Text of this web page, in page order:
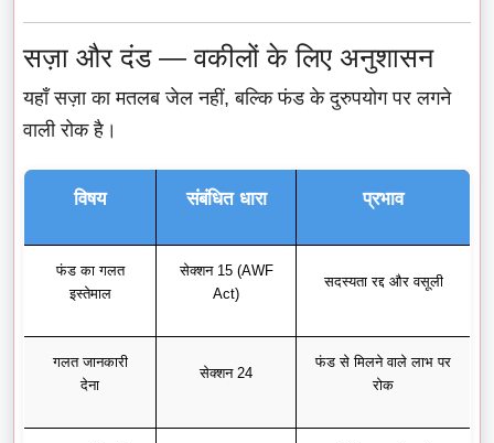
सज़ा और दंड — वकीलों के लिए अनुशासन
यहाँ सज़ा का मतलब जेल नहीं, बल्कि फंड के दुरुपयोग पर लगने
वाली रोक है।
विषय संबंधित धारा प्रभाव
फंड का गलत
इस्तेमाल
सेक्शन 15 (AWF
Act)
सदस्यता रद्द और वसूली
गलत जानकारी
देना
सेक्शन 24
फंड से मिलने वाले लाभ पर
रोक